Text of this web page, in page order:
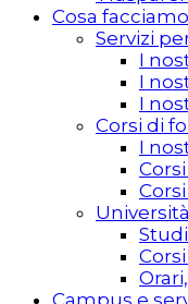
Cosa facciamo
Servizi
I
I
I
Corsi di
I
Università
Campus e